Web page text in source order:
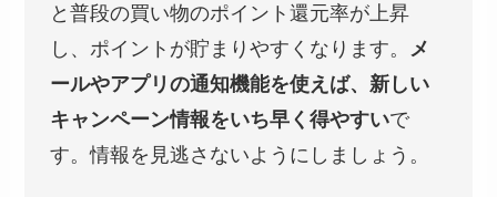
と普段の買い物のポイント還元率が上昇
し、ポイントが貯まりやすくなります。
メ
ールやアプリの通知機能を使えば、新しい
キャンペーン情報をいち早く得やすいで
す。情報を見逃さないようにしましょう。